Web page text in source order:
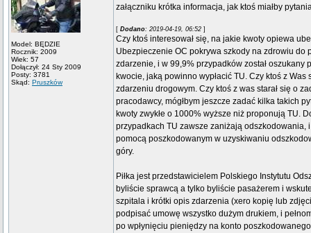
Model: BĘDZIE
Rocznik: 2009
Wiek: 57
Dołączył: 24 Sty 2009
Posty: 3781
Skąd: Pruszków
załączniku krótka informacja, jak ktoś miałby
[ Dodano: 2019-04-19, 06:52 ]
Czy ktoś interesował się, na jakie kwoty opiewa
Ubezpieczenie OC pokrywa szkody na zdrowiu
zdarzenie, i w 99,9% przypadków został oszukany
kwocie, jaką powinno wypłacić TU. Czy ktoś z
zdarzeniu drogowym. Czy ktoś z was starał się o
pracodawcy, mógłbym jeszcze zadać kilka takich
kwoty zwykłe o 1000% wyższe niż proponują TU.
przypadkach TU zawsze zaniżają
pomocą poszkodowanym w uzyskiwaniu
góry.
Piłka jest przedstawicielem Polskiego Instytutu
byliście sprawcą a tylko byliście pasażerem i
szpitala i krótki opis zdarzenia (xero kopię lub
podpisać umowę wszystko dużym drukiem, i
po wpłynięciu pieniędzy na konto